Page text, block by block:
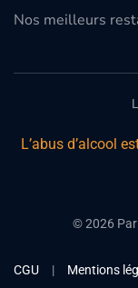
Nos meilleurs
L’abus d’alcool
©2026
CGU | Mentions